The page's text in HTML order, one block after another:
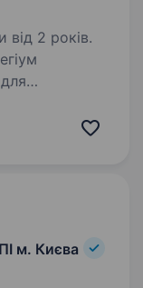
від 2 років.
м. Києва